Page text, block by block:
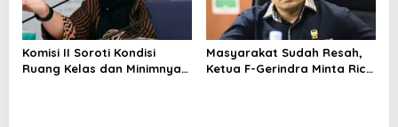
Komisi II Soroti Kondisi
Ruang Kelas dan Minimnya
Masyarakat Sudah Resah,
Ketua F-Gerindra Minta Rico